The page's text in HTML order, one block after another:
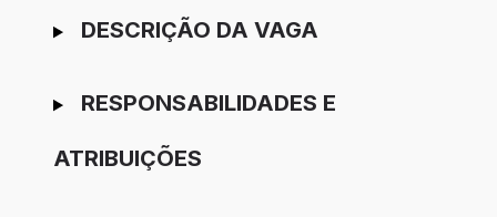
Ir para candidatura
DESCRIÇÃO DA VAGA
RESPONSABILIDADES E
ATRIBUIÇÕES